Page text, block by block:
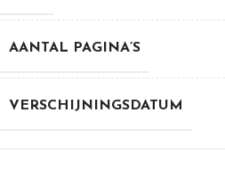
AANTAL PAGINA’S
VERSCHIJNINGSDATUM